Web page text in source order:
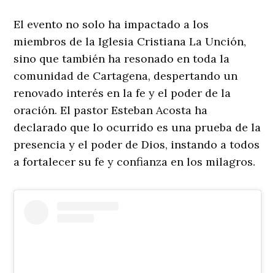
El evento no solo ha impactado a los
miembros de la Iglesia Cristiana La Unción,
sino que también ha resonado en toda la
comunidad de Cartagena, despertando un
renovado interés en la fe y el poder de la
oración. El pastor Esteban Acosta ha
declarado que lo ocurrido es una prueba de la
presencia y el poder de Dios, instando a todos
a fortalecer su fe y confianza en los milagros.